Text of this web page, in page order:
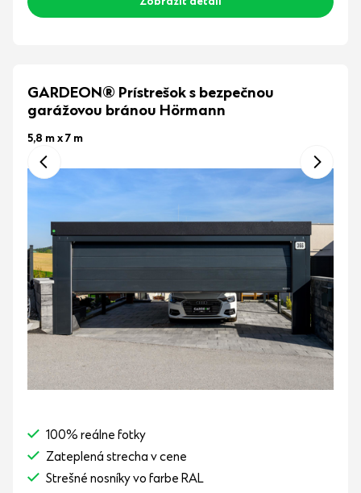
GARDEON® Prístrešok s bezpečnou
garážovou bránou Hörmann
5,8 m x 7 m
100% reálne fotky
Zateplená strecha v cene
Strešné nosníky vo farbe RAL